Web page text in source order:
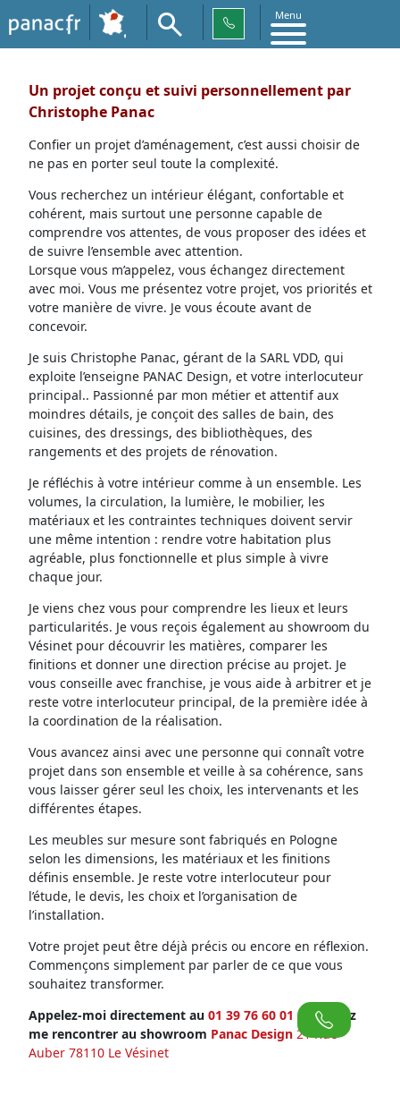
Menu
Un projet conçu et suivi personnellement par
Christophe Panac
Confier un projet d’aménagement, c’est aussi choisir de
ne pas en porter seul toute la complexité.
Vous recherchez un intérieur élégant, confortable et
cohérent, mais surtout une personne capable de
comprendre vos attentes, de vous proposer des idées et
de suivre l’ensemble avec attention.
Lorsque vous m’appelez, vous échangez directement
avec moi. Vous me présentez votre projet, vos priorités et
votre manière de vivre. Je vous écoute avant de
concevoir.
Je suis Christophe Panac, gérant de la SARL VDD, qui
exploite l’enseigne PANAC Design, et votre interlocuteur
principal.. Passionné par mon métier et attentif aux
moindres détails, je conçoit des salles de bain, des
cuisines, des dressings, des bibliothèques, des
rangements et des projets de rénovation.
Je réfléchis à votre intérieur comme à un ensemble. Les
volumes, la circulation, la lumière, le mobilier, les
matériaux et les contraintes techniques doivent servir
une même intention : rendre votre habitation plus
agréable, plus fonctionnelle et plus simple à vivre
chaque jour.
Je viens chez vous pour comprendre les lieux et leurs
particularités. Je vous reçois également au showroom du
Vésinet pour découvrir les matières, comparer les
finitions et donner une direction précise au projet. Je
vous conseille avec franchise, je vous aide à arbitrer et je
reste votre interlocuteur principal, de la première idée à
la coordination de la réalisation.
Vous avancez ainsi avec une personne qui connaît votre
projet dans son ensemble et veille à sa cohérence, sans
vous laisser gérer seul les choix, les intervenants et les
différentes étapes.
Les meubles sur mesure sont fabriqués en Pologne
selon les dimensions, les matériaux et les finitions
définis ensemble. Je reste votre interlocuteur pour
l’étude, le devis, les choix et l’organisation de
l’installation.
Votre projet peut être déjà précis ou encore en réflexion.
Commençons simplement par parler de ce que vous
souhaitez transformer.
Appelez-moi directement au 01 39 76 60 01 ou venez
me rencontrer au showroom Panac Design 21 Rue
Auber 78110 Le Vésinet